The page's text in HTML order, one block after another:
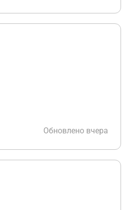
Обновлено вчера